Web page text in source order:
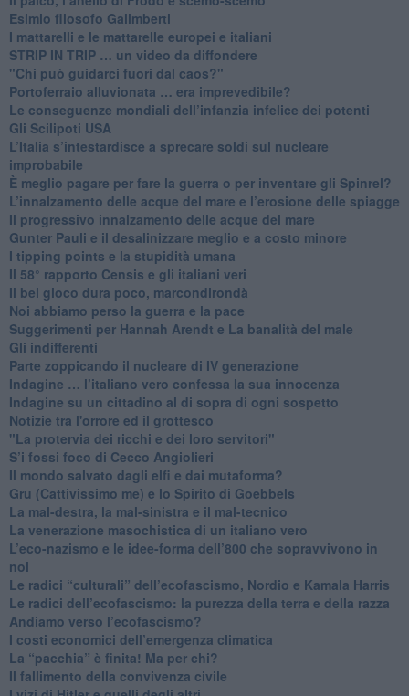
Esimio filosofo Galimberti
​I mattarelli e le mattarelle europei e italiani
​STRIP IN TRIP … un video da diffondere
"Chi può guidarci fuori dal caos?"
​Portoferraio alluvionata … era imprevedibile?
Le conseguenze mondiali dell’infanzia infelice dei potenti
​Gli Scilipoti USA
L’Italia s’intestardisce a sprecare soldi sul nucleare
improbabile
È meglio pagare per fare la guerra o per inventare gli Spinrel?
​L’innalzamento delle acque del mare e l’erosione delle spiagge
​Il progressivo innalzamento delle acque del mare
​Gunter Pauli e il desalinizzare meglio e a costo minore
I tipping points e la stupidità umana
​Il 58° rapporto Censis e gli italiani veri
​Il bel gioco dura poco, marcondirondà
Noi abbiamo perso la guerra e la pace
Suggerimenti per Hannah Arendt e La banalità del male
​Gli indifferenti
Parte zoppicando il nucleare di IV generazione
​Indagine … l’italiano vero confessa la sua innocenza
Indagine su un cittadino al di sopra di ogni sospetto
Notizie tra l'orrore ed il grottesco
"La protervia dei ricchi e dei loro servitori"
S’i fossi foco di Cecco Angiolieri
​Il mondo salvato dagli elfi e dai mutaforma?
Gru (Cattivissimo me) e lo Spirito di Goebbels
​La mal-destra, la mal-sinistra e il mal-tecnico
​La venerazione masochistica di un italiano vero
​L’eco-nazismo e le idee-forma dell’800 che sopravvivono in
noi
​Le radici “culturali” dell’ecofascismo, Nordio e Kamala Harris
Le radici dell’ecofascismo: la purezza della terra e della razza
Andiamo verso l’ecofascismo?
I costi economici dell’emergenza climatica
​La “pacchia” è finita! Ma per chi?
​Il fallimento della convivenza civile